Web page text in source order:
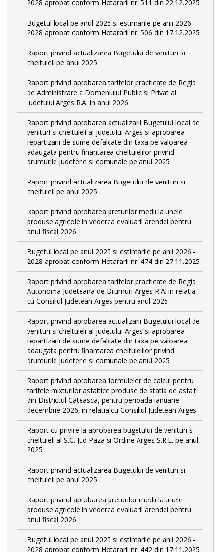
2028 aprobat conform Hotararii nr. 511 din 22.12.2025
Bugetul local pe anul 2025 si estimarile pe anii 2026 -
2028 aprobat conform Hotararii nr. 506 din 17.12.2025
Raport privind actualizarea Bugetului de venituri si
cheltuieli pe anul 2025
Raport privind aprobarea tarifelor practicate de Regia
de Administrare a Domeniului Public si Privat al
Judetului Arges R.A. in anul 2026
Raport privind aprobarea actualizarii Bugetului local de
venituri si cheltuieli al judetului Arges si aprobarea
repartizarii de sume defalcate din taxa pe valoarea
adaugata pentru finantarea cheltuielilor privind
drumurile judetene si comunale pe anul 2025
Raport privind actualizarea Bugetului de venituri si
cheltuieli pe anul 2025
Raport privind aprobarea preturilor medii la unele
produse agricole in vederea evaluarii arendei pentru
anul fiscal 2026
Bugetul local pe anul 2025 si estimarile pe anii 2026 -
2028 aprobat conform Hotararii nr. 474 din 27.11.2025
Raport privind aprobarea tarifelor practicate de Regia
Autonoma Judeteana de Drumuri Arges R.A. in relatia
cu Consiliul Judetean Arges pentru anul 2026
Raport privind aprobarea actualizarii Bugetului local de
venituri si cheltuieli al judetului Arges si aprobarea
repartizarii de sume defalcate din taxa pe valoarea
adaugata pentru finantarea cheltuielilor privind
drumurile judetene si comunale pe anul 2025
Raport privind aprobarea formulelor de calcul pentru
tarifele mixturilor asfaltice produse de statia de asfalt
din Districtul Cateasca, pentru perioada ianuarie -
decembrie 2026, in relatia cu Consiliul Judetean Arges
Raport cu privire la aprobarea bugetului de venituri si
cheltuieli al S.C. Jud Paza si Ordine Arges S.R.L. pe anul
2025
Raport privind actualizarea Bugetului de venituri si
cheltuieli pe anul 2025
Raport privind aprobarea preturilor medii la unele
produse agricole in vederea evaluarii arendei pentru
anul fiscal 2026
Bugetul local pe anul 2025 si estimarile pe anii 2026 -
2028 aprobat conform Hotararii nr. 442 din 17.11.2025